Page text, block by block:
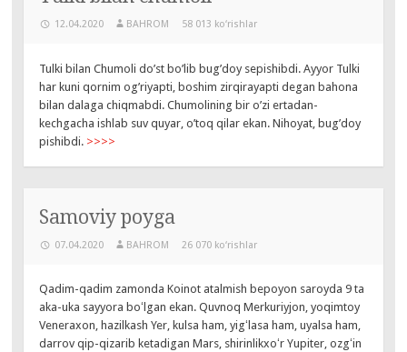
12.04.2020 BAHROM 58 013 ko‘rishlar
Tulki bilan Chumoli do’st bo’lib bug’doy sepishibdi. Ayyor Tulki
har kuni qornim og’riyapti, boshim zirqirayapti degan bahona
bilan dalaga chiqmabdi. Chumolining bir o’zi ertadan-
kechgacha ishlab suv quyar, o’toq qilar ekan. Nihoyat, bug’doy
pishibdi. >>>>
Samoviy poyga
07.04.2020 BAHROM 26 070 ko‘rishlar
Qadim-qadim zamonda Koinot atalmish bepoyon saroyda 9 ta
aka-uka sayyora boʻlgan ekan. Quvnoq Merkuriyjon, yoqimtoy
Veneraxon, hazilkash Yer, kulsa ham, yigʻlasa ham, uyalsa ham,
darrov qip-qizarib ketadigan Mars, shirinlikxoʻr Yupiter, ozgʻin